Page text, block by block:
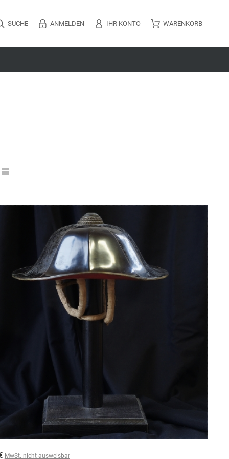
ANMELDEN IHR KONTO WARENKORB
SUCHE
MwSt. nicht ausweisbar